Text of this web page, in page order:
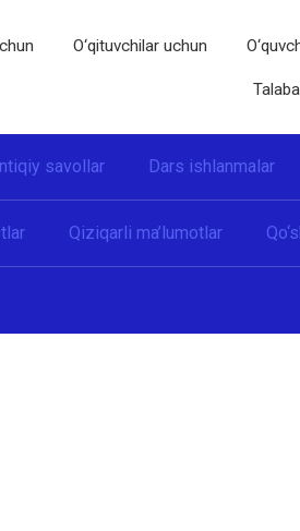
O‘qituvchilar uchun
savollar Dars ishlanmalar
Qiziqarli ma’lumotlar